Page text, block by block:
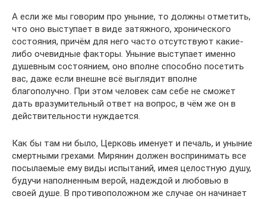
А если же мы говорим про уныние, то должны отметить,
что оно выступает в виде затяжного, хронического
состояния, причём для него часто отсутствуют какие-
либо очевидные факторы. Уныние выступает именно
душевным состоянием, оно вполне способно посетить
вас, даже если внешне всё выглядит вполне
благополучно. При этом человек сам себе не сможет
дать вразумительный ответ на вопрос, в чём же он в
действительности нуждается.
Как бы там ни было, Церковь именует и печаль, и уныние
смертными грехами. Мирянин должен воспринимать все
посылаемые ему виды испытаний, имея целостную душу,
будучи наполненным верой, надеждой и любовью в
своей душе. В противоположном же случае он начинает